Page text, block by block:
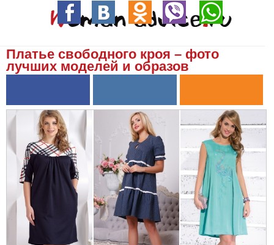
Платье свободного кроя – фото
лучших моделей и образов